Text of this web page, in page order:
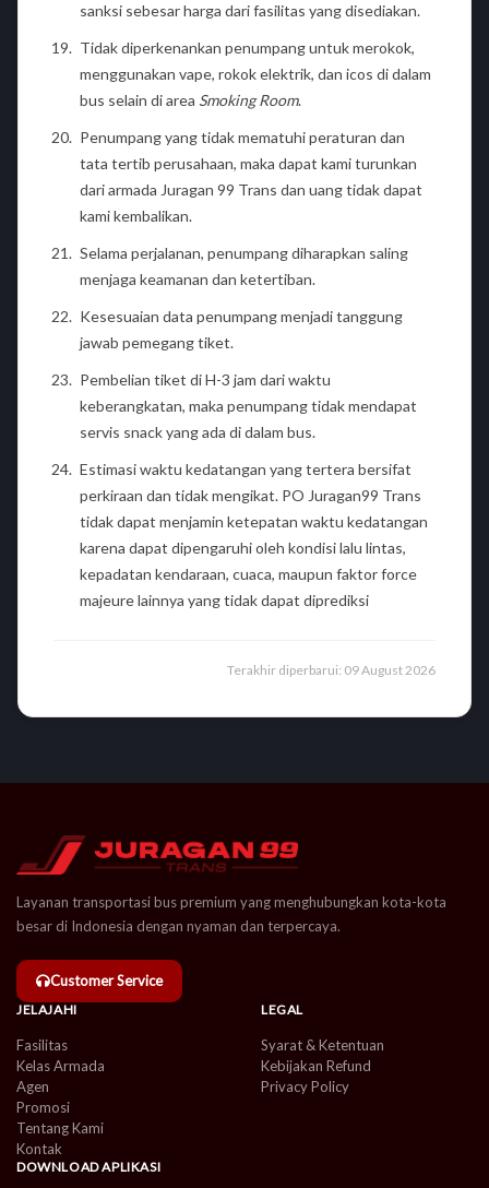
sanksi sebesar harga dari fasilitas yang disediakan.
Tidak diperkenankan penumpang untuk merokok,
menggunakan vape, rokok elektrik, dan icos di dalam
bus selain di area Smoking Room.
Penumpang yang tidak mematuhi peraturan dan
tata tertib perusahaan, maka dapat kami turunkan
dari armada Juragan 99 Trans dan uang tidak dapat
kami kembalikan.
Selama perjalanan, penumpang diharapkan saling
menjaga keamanan dan ketertiban.
Kesesuaian data penumpang menjadi tanggung
jawab pemegang tiket.
Pembelian tiket di H-3 jam dari waktu
keberangkatan, maka penumpang tidak mendapat
servis snack yang ada di dalam bus.
Estimasi waktu kedatangan yang tertera bersifat
perkiraan dan tidak mengikat. PO Juragan99 Trans
tidak dapat menjamin ketepatan waktu kedatangan
karena dapat dipengaruhi oleh kondisi lalu lintas,
kepadatan kendaraan, cuaca, maupun faktor force
majeure lainnya yang tidak dapat diprediksi
Terakhir diperbarui: 09 August 2026
Layanan transportasi bus premium yang menghubungkan kota-kota
besar di Indonesia dengan nyaman dan terpercaya.
Customer Service
JELAJAHI
Fasilitas
Kelas Armada
Agen
Promosi
Tentang Kami
Kontak
LEGAL
Syarat & Ketentuan
Kebijakan Refund
Privacy Policy
DOWNLOAD APLIKASI